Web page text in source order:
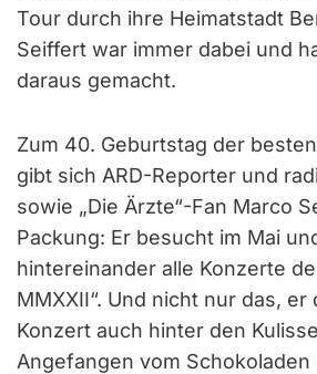
Tour durch ihre Heimatstadt
Seiffert war immer dabei und
daraus gemacht.
Zum 40. Geburtstag der
gibt sich ARD-Reporter und
sowie „Die Ärzte“-Fan Marco
Packung: Er besucht im Mai
hintereinander alle Konzerte
MMXXII“. Und nicht nur das, er
Konzert auch hinter den
Angefangen vom Schokoladen